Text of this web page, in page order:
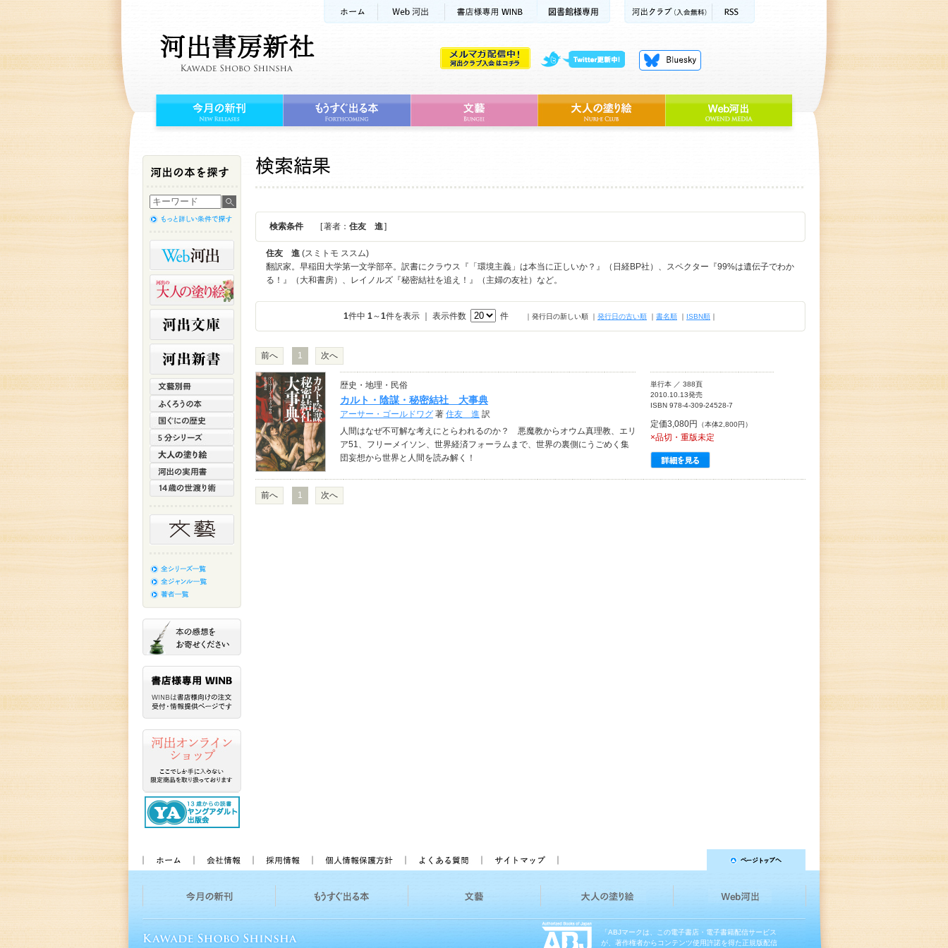
検索条件 [ 著者： 住友 進]
住友 進 (スミトモ ススム)
翻訳家。早稲田大学第一文学部卒。訳書にクラウス『「環境主義」は本当に正しいか？』（日経BP社）、スペクター『99%は遺伝子でわか
る！』（大和書房）、レイノルズ『秘密結社を追え！』（主婦の友社）など。
1件中 1～1件を表示 ｜ 表示件数 件 ｜発行日の新しい順 ｜ 発行日の古い順 ｜ 書名順 ｜ ISBN順 ｜
前へ 1 次へ
歴史・地理・民俗
カルト・陰謀・秘密結社 大事典
アーサー・ゴールドワグ 著 住友 進 訳
人間はなぜ不可解な考えにとらわれるのか？ 悪魔教からオウム真理教、エリ
ア51、フリーメイソン、世界経済フォーラムまで、世界の裏側にうごめく集
団妄想から世界と人間を読み解く！
単行本 ／ 388頁
2010.10.13発売
ISBN 978-4-309-24528-7
定価3,080円 （本体2,800円）
×品切・重版未定
前へ 1 次へ
「ABJマークは、この電子書店・電子書籍配信サービス
が、著作権者からコンテンツ使用許諾を得た正規版配信